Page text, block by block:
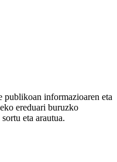
informazioaren eta
ereduari buruzko
eta arautua.